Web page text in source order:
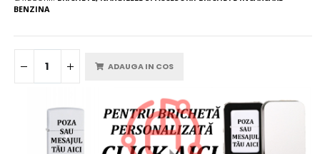
BENZINA
ADAUGA IN COS